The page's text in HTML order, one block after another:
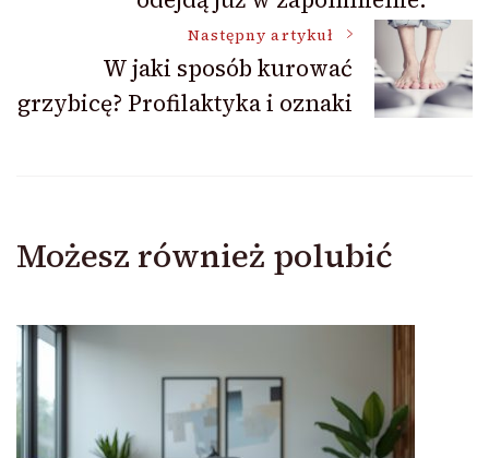
Następny artykuł
W jaki sposób kurować
grzybicę? Profilaktyka i oznaki
Możesz również polubić